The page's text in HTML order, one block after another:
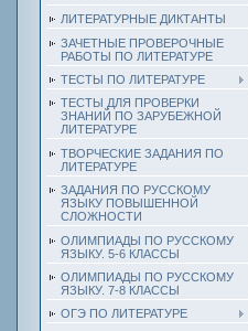
ЛИТЕРАТУРНЫЕ ДИКТАНТЫ
ЗАЧЕТНЫЕ ПРОВЕРОЧНЫЕ
РАБОТЫ ПО ЛИТЕРАТУРЕ
ТЕСТЫ ПО ЛИТЕРАТУРЕ
ТЕСТЫ ДЛЯ ПРОВЕРКИ
ЗНАНИЙ ПО ЗАРУБЕЖНОЙ
ЛИТЕРАТУРЕ
ТВОРЧЕСКИЕ ЗАДАНИЯ ПО
ЛИТЕРАТУРЕ
ЗАДАНИЯ ПО РУССКОМУ
ЯЗЫКУ ПОВЫШЕННОЙ
СЛОЖНОСТИ
ОЛИМПИАДЫ ПО РУССКОМУ
ЯЗЫКУ. 5-6 КЛАССЫ
ОЛИМПИАДЫ ПО РУССКОМУ
ЯЗЫКУ. 7-8 КЛАССЫ
ОГЭ ПО ЛИТЕРАТУРЕ